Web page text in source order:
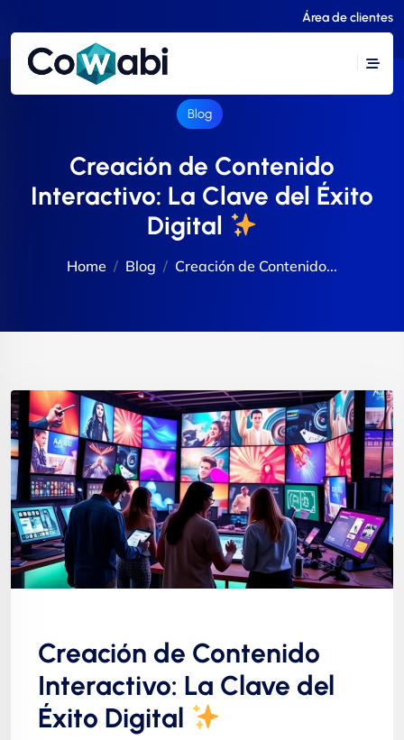
Área de clientes
Blog
Creación de Contenido
Interactivo: La Clave del Éxito
Digital
Home Blog Creación de Contenido...
Creación de Contenido
Interactivo: La Clave del
Éxito Digital